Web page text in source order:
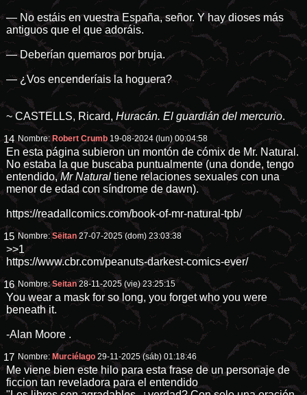
— No estáis en vuestra España, señor. Y hay dioses más
antiguos que el que adoráis.
— Deberían quemaros por bruja.
— ¿Vos encenderíais la hoguera?
~ CASTELLS, Ricard, Huracán. El guardián del mercurio.
14 Nombre: Robert Crumb 19-08-2024 (lun) 00:04:58
En esta página subieron un montón de cómix de Mr. Natural.
No estaba la que buscaba puntualmente (una donde, tengo
entendido,Mr Natural tiene relaciones sexuales con una
menor de edad con síndrome de dawn).
https://readallcomics.com/book-of-mr-natural-tpb/
15 Nombre:Sëitan 27-07-2025 (dom) 23:03:38
>>1
https://www.cbr.com/peanuts-darkest-comics-ever/
16 Nombre:Seitan 28-11-2025 (vie) 23:25:15
You wear a mask for so long, you forget who you were
beneath it.
-Alan Moore .
17 Nombre: Murciélago 29-11-2025 (sáb) 01:18:46
Me viene bien este hilo para esta frase de un personaje de
ficcion tan reveladora para el entendido